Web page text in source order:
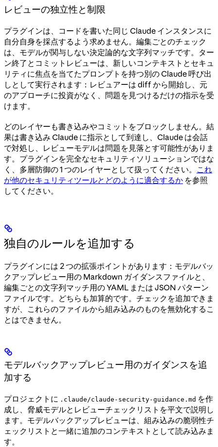
レビューの独立性と制限
プラグインは、コードを書いた同じ Claude インスタンスに
自分自身を採点するよう求めません。編集ごとのチェック
は、モデルが関与しない決定論的な文字列マッチです。ター
ン終了とコミットレビューは、新しいコンテキストとセキュ
リティに焦点を当てたプロンプトを持つ別の Claude 呼び出
しとして実行されます：レビュアーは diff から開始し、元
のアプローチに投資がなく、問題を見つけるだけの指示を受
けます。
どのレイヤーも書き込みやコミットをブロックしません。結
果は書き込み Claude に指示として到達し、Claude は会話
で対処し、レビューモデルは問題を見落とす可能性がありま
す。プラグインを完全なセキュリティソリューションではな
く、多層防御の 1 つのレイヤーとして扱ってください。 これ
が他のセキュリティツールとどのように適合するか を参照
してください。
独自のルールを追加する
プラグインには 2 つの拡張ポイントがあります：モデルバッ
クアップレビュー用の Markdown ガイダンスファイルと、
編集ごとの文字列マッチ用の YAML または JSON パターン
ファイルです。どちらも加算的です。チェックを追加できま
すが、これらのファイルから組み込みのものを無効化するこ
とはできません。
モデルバックアップレビュー用のガイダンスを追
加する
プロジェクトに .claude/claude-security-guidance.md を作
成し、脅威モデルとレビューチェックリストを平文で説明し
ます。モデルバックアップレビューは、組み込みの脆弱性チ
ェックリストと一緒に追加のコンテキストとして読み込みま
す。